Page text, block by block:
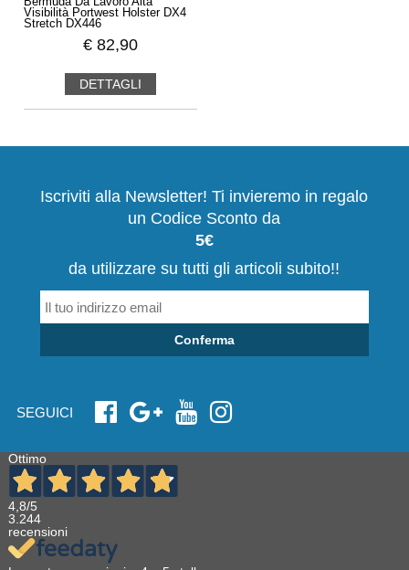
Visibilità Portwest Holster DX4
Stretch DX446
€ 82,90
DETTAGLI
Iscriviti alla Newsletter! Ti invieremo in regalo
un Codice Sconto da
5€
da utilizzare su tutti gli articoli subito!!
Conferma
SEGUICI
Ottimo
4,8/5
3.244
recensioni